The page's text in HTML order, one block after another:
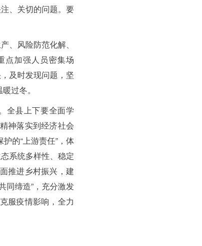
、关切的问题。要
、风险防范化解、
点加强人员密集场
及时发现问题，坚
过冬。
全县上下要全面学
神落实到经济社会
的“上游责任”，体
系统多样性、稳定
推进乡村振兴，建
同缔造”，充分激发
服疫情影响，全力